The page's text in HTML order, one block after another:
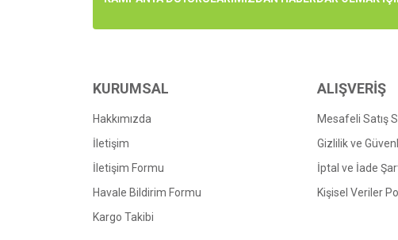
Bu ürüne benzer farklı alternatifler olmalı.
KURUMSAL
Hakkımızda
İletişim
İletişim Formu
Havale Bildirim Formu
Kargo Takibi
ALIŞVERİŞ
Mesafeli Satış
Gizlilik ve
İptal ve İade
Kişisel Veriler